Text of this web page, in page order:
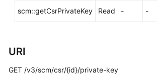
有
scm::getCsrPrivateKey Read - -
URI
GET /v3/scm/csr/{id}/private-key